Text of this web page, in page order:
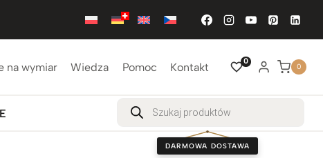
na wymiar Wiedza Pomoc Kontakt 0
0
Wyszukiwarka
produktów
DARMOWA DOSTAWA